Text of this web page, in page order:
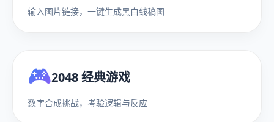
输入图片链接，一键生成黑白线稿图
🎮2048 经典游戏
数字合成挑战，考验逻辑与反应